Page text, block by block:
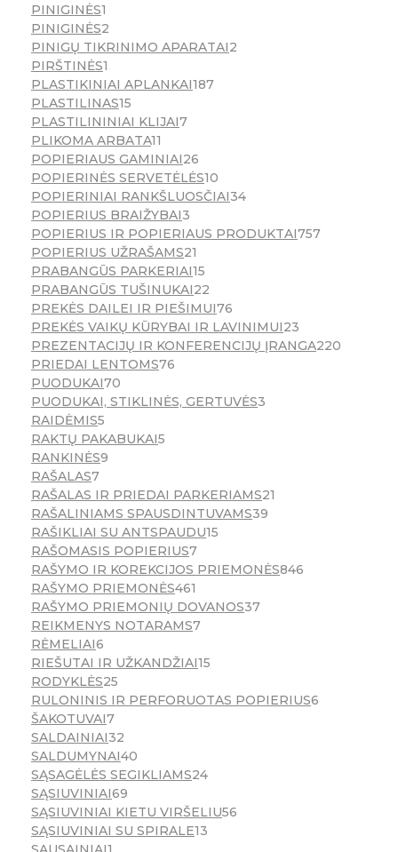
PINIGINĖS1
PINIGINĖS2
PINIGŲ TIKRINIMO APARATAI2
PIRŠTINĖS1
PLASTIKINIAI APLANKAI187
PLASTILINAS15
PLASTILININIAI KLIJAI7
PLIKOMA ARBATA11
POPIERIAUS GAMINIAI26
POPIERINĖS SERVETĖLĖS10
POPIERINIAI RANKŠLUOSČIAI34
POPIERIUS BRAIŽYBAI3
POPIERIUS IR POPIERIAUS PRODUKTAI757
POPIERIUS UŽRAŠAMS21
PRABANGŪS PARKERIAI15
PRABANGŪS TUŠINUKAI22
PREKĖS DAILEI IR PIEŠIMUI76
PREKĖS VAIKŲ KŪRYBAI IR LAVINIMUI23
PREZENTACIJŲ IR KONFERENCIJŲ ĮRANGA220
PRIEDAI LENTOMS76
PUODUKAI70
PUODUKAI, STIKLINĖS, GERTUVĖS3
RAIDĖMIS5
RAKTŲ PAKABUKAI5
RANKINĖS9
RAŠALAS7
RAŠALAS IR PRIEDAI PARKERIAMS21
RAŠALINIAMS SPAUSDINTUVAMS39
RAŠIKLIAI SU ANTSPAUDU15
RAŠOMASIS POPIERIUS7
RAŠYMO IR KOREKCIJOS PRIEMONĖS846
RAŠYMO PRIEMONĖS461
RAŠYMO PRIEMONIŲ DOVANOS37
REIKMENYS NOTARAMS7
RĖMELIAI6
RIEŠUTAI IR UŽKANDŽIAI15
RODYKLĖS25
RULONINIS IR PERFORUOTAS POPIERIUS6
ŠAKOTUVAI7
SALDAINIAI32
SALDUMYNAI40
SĄSAGĖLĖS SEGIKLIAMS24
SĄSIUVINIAI69
SĄSIUVINIAI KIETU VIRŠELIU56
SĄSIUVINIAI SU SPIRALE13